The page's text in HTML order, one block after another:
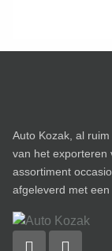
Auto Kozak, al
van het exporteren
assortiment
afgeleverd met